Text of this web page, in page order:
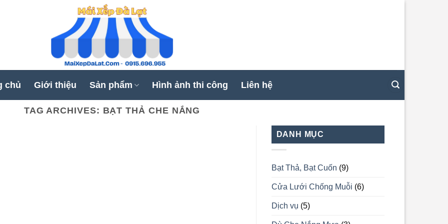
chủ Giới thiệu Sản phẩm Hình ảnh thi công Liên hệ
TAG ARCHIVES: BẠT THẢ CHE NẮNG
DANH MỤC
Bạt Thả, Bạt Cuốn (9)
Cửa Lưới Chống Muỗi (6)
Dịch vụ (5)